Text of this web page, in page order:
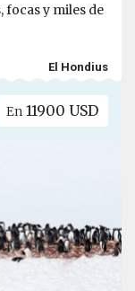
focas y miles de
El Hondius
En 11900 USD